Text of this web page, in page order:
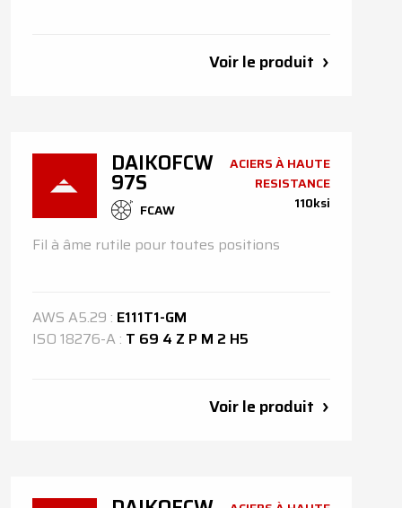
Voir le produit
DAIKOFCW
97S
FCAW
ACIERS À HAUTE
RESISTANCE
110ksi
Fil à âme rutile pour toutes positions
AWS A5.29 : E111T1-GM
ISO 18276-A : T 69 4 Z P M 2 H5
Voir le produit